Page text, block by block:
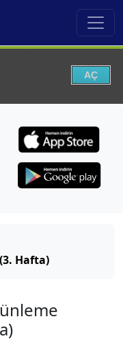
AÇ
Hafta)